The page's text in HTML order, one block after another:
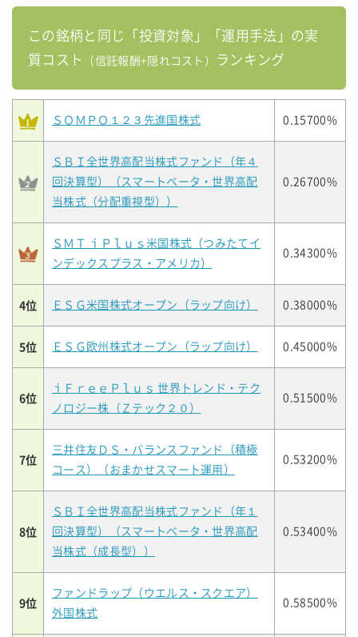
この銘柄と同じ「投資対象」「運用手法」の実
質コスト
（信託報酬+隠れコスト） ランキング
ＳＯＭＰＯ１２３先進国株式 0.15700%
ＳＢＩ全世界高配当株式ファンド（年４
回決算型）（スマートベータ・世界高配
当株式（分配重視型））
0.26700%
ＳＭＴ ｉＰｌｕｓ米国株式（つみたてイ
ンデックスプラス・アメリカ）
0.34300%
4位 ＥＳＧ米国株式オープン（ラップ向け） 0.38000%
5位 ＥＳＧ欧州株式オープン（ラップ向け） 0.45000%
6位
ｉＦｒｅｅＰｌｕｓ 世界トレンド・テク
ノロジー株（Ｚテック２０）
0.51500%
7位
三井住友ＤＳ・バランスファンド（積極
コース）（おまかせスマート運用）
0.53200%
8位
ＳＢＩ全世界高配当株式ファンド（年１
回決算型）（スマートベータ・世界高配
当株式（成長型））
0.53400%
9位
ファンドラップ（ウエルス・スクエア）
外国株式
0.58500%